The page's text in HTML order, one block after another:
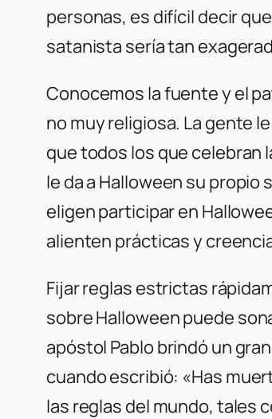
personas, es difícil decir
satanista sería tan
Conocemos la fuente y el
no muy religiosa. La gente
que todos los que celebran
le da a Halloween su
eligen participar en
alienten prácticas y
Fijar reglas estrictas
sobre Halloween puede
apóstol Pablo brindó un
cuando escribió: «Has
las reglas del mundo, tales